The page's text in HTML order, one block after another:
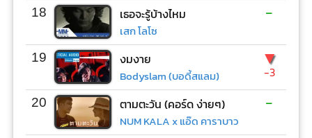
18 เธอจะรู้บ้างไหม
เสก โลโซ
-
19 งมงาย
Bodyslam (บอดี้สแลม)
▼
-3
20 ตามตะวัน (คอร์ด ง่ายๆ)
NUM KALA x แอ๊ด คาราบาว
-